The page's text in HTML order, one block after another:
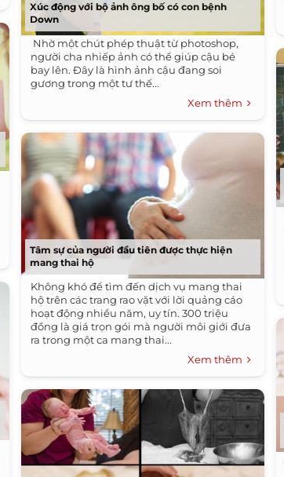
Xúc động với bộ ảnh ông bố có con bệnh
Down
Nhờ một chút phép thuật từ photoshop,
người cha nhiếp ảnh có thể giúp cậu bé
bay lên. Đây là hình ảnh cậu đang soi
gương trong một tư thế...
Xem thêm
Tâm sự của người đầu tiên được thực hiện
mang thai hộ
Không khó để tìm đến dịch vụ mang thai
hộ trên các trang rao vặt với lời quảng cáo
hoạt động nhiều năm, uy tín. 300 triệu
đồng là giá trọn gói mà người môi giới đưa
ra trong một ca mang thai...
Xem thêm